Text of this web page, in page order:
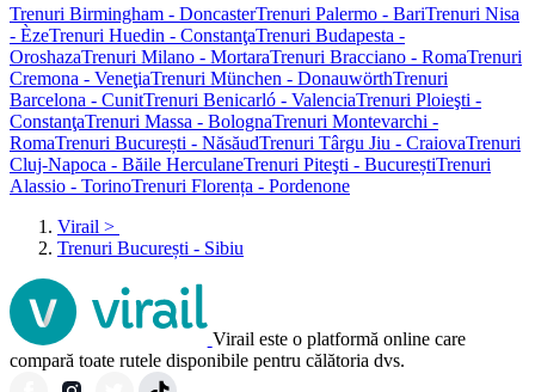
Trenuri Birmingham - DoncasterTrenuri Palermo - BariTrenuri Nisa
- ÈzeTrenuri Huedin - ConstanţaTrenuri Budapesta -
OroshazaTrenuri Milano - MortaraTrenuri Bracciano - RomaTrenuri
Cremona - VeneţiaTrenuri München - DonauwörthTrenuri
Barcelona - CunitTrenuri Benicarló - ValenciaTrenuri Ploieşti -
ConstanţaTrenuri Massa - BolognaTrenuri Montevarchi -
RomaTrenuri București - NăsăudTrenuri Târgu Jiu - CraiovaTrenuri
Cluj-Napoca - Băile HerculaneTrenuri Piteşti - BucureștiTrenuri
Alassio - TorinoTrenuri Florența - Pordenone
Virail >
Trenuri București - Sibiu
Virail este o platformă online care
compară toate rutele disponibile pentru călătoria dvs.